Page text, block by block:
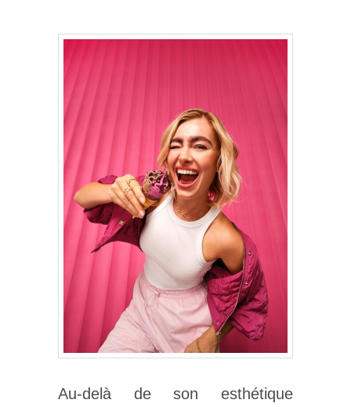
Au-delà de son esthétique